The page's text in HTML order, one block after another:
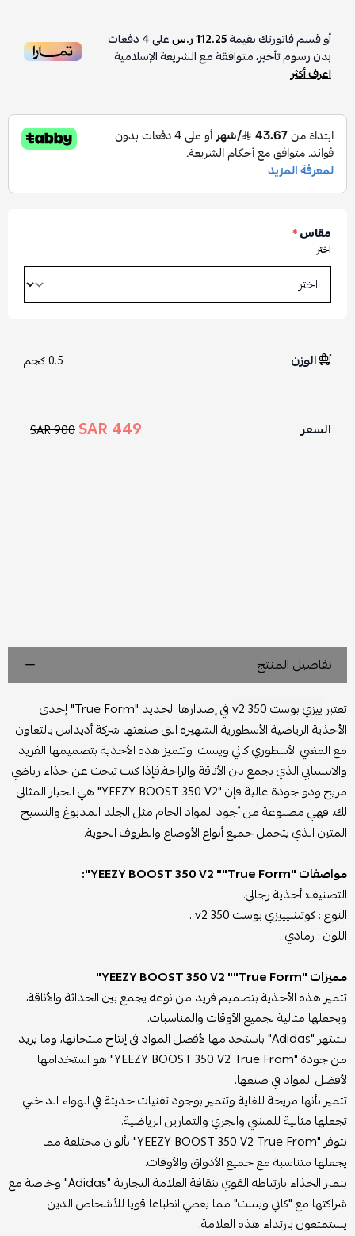
أو قسم فاتورتك بقيمة112.25 ر.س على4دفعات
بدون رسوم تأخير، متوافقة مع الشريعة الإسلامية
اعرف أكثر
مقاس*
اختر
الوزن 0.5 كجم
السعر 449 SAR
900 SAR
تفاصيل المنتج
تعتبرييزي بوست 350 v2
في إصدارها الجديد "True Form" إحدى
الأحذية الرياضية الأسطورية الشهيرة التي صنعتها شركة أديداس بالتعاون
مع المغني الأسطوري كاني ويست. وتتميز هذه الأحذية بتصميمها الفريد
والانسيابي الذي يجمع بين الأناقة والراحة.فإذا كنت تبحث عن حذاء رياضي
مريح وذو جودة عالية فإن "YEEZY BOOST 350 V2" هي الخيار المثالي
لك. فهي مصنوعة من أجود المواد الخام مثل الجلد المدبوغ والنسيج
المتين الذي يتحمل جميع أنواع الأوضاع والظروف الجوية.
مواصفات "YEEZY BOOST 350 V2 ""True Form":
التصنيف: أحذية رجالي.
النوع : كوتشيييزي بوست 350 v2 .
اللون : رمادي .
مميزات "YEEZY BOOST 350 V2 ""True Form"
تتميز هذه الأحذية بتصميم فريد من نوعه يجمع بين الحداثة والأناقة،
ويجعلها مثالية لجميع الأوقات والمناسبات.
تشتهر "Adidas" باستخدامها لأفضل المواد في إنتاج منتجاتها، وما يزيد
من جودة "YEEZY BOOST 350 V2 True From" هو استخدامها
لأفضل المواد في صنعها.
تتميز بأنها مريحة للغاية وتتميز بوجود تقنيات حديثة في الهواء الداخلي
تجعلها مثالية للمشي والجري والتمارين الرياضية.
تتوفر "YEEZY BOOST 350 V2 True From" بألوان مختلفة مما
يجعلها متناسبة مع جميع الأذواق والأوقات.
يتميز الحذاء بارتباطه القوي بثقافة العلامة التجارية "Adidas" وخاصة مع
شراكتها مع "كاني ويست" مما يعطي انطباعا قويا للأشخاص الذين
يستمتعون بارتداء هذه العلامة.